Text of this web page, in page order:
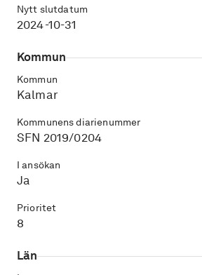
Nytt slutdatum
2024-10-31
Kommun
Kommun
Kalmar
Kommunens diarienummer
SFN 2019/0204
I ansökan
Ja
Prioritet
8
Län